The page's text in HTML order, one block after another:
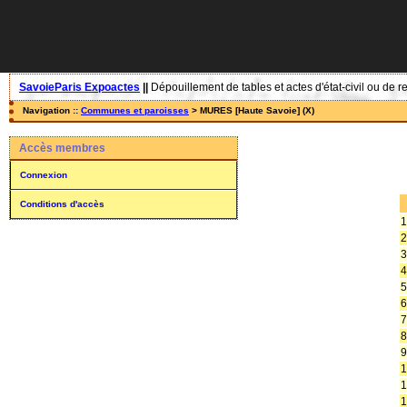
SavoieParis Expoactes Dépouillement de tables et actes d'état-civil ou de
Navigation :: Communes et paroisses > MURES [Haute Savoie] (X)
Accès membres
Connexion
Conditions d'accès